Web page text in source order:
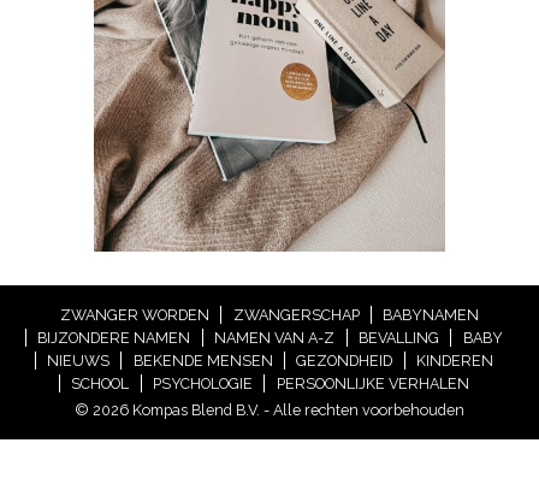
ZWANGER WORDEN ZWANGERSCHAP
BABYNAMEN
BIJZONDERE NAMEN
NAMEN VAN A-Z BEVALLING
BABY
NIEUWS
BEKENDE MENSEN GEZONDHEID
KINDEREN
SCHOOL
PSYCHOLOGIE
PERSOONLIJKE VERHALEN
© 2026 Kompas Blend B.V. - Alle rechten voorbehouden